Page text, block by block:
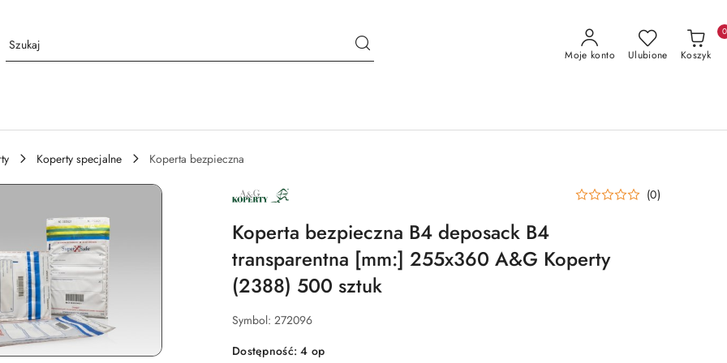
Moje konto Ulubione Koszyk
0
Koperty specjalne
Koperta bezpieczna
NAZWA
PRODUCENTA:
KOPERTY
(0)
Koperta bezpieczna B4 deposack B4
transparentna [mm:] 255x360 A&G Koperty
(2388) 500 sztuk
Symbol: 272096
Dostępność:4 op